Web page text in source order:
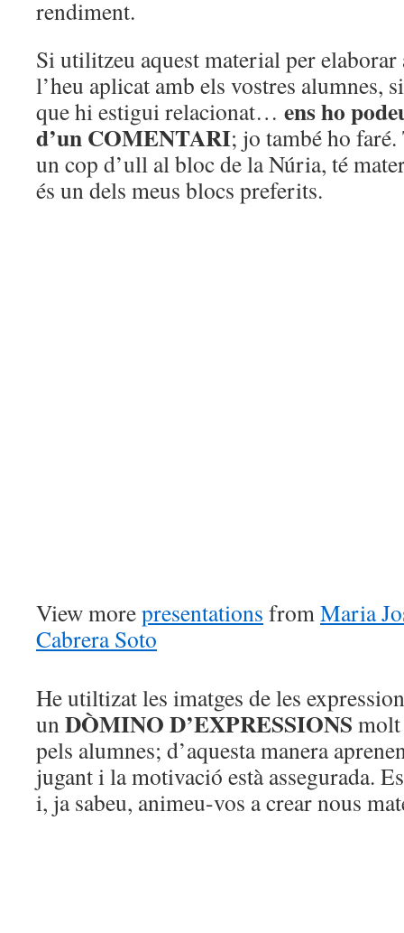
rendiment.
Si utilitzeu aquest material per elaborar
l’heu aplicat amb els vostres alumnes,
que hi estigui relacionat… ens ho
d’un COMENTARI; jo també ho
un cop d’ull al bloc de la Núria, té
és un dels meus blocs preferits.
View morepresentations fromMaria
Cabrera Soto
He utiltizat les imatges de les
unDÒMINO D’EXPRESSIONS
pels alumnes; d’aquesta manera
jugant i la motivació està assegurada.
i, ja sabeu, animeu-vos a crear nous